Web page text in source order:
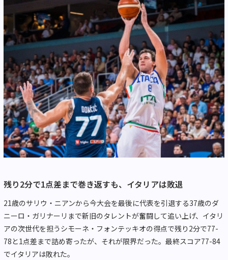
残り2分で1点差まで巻き返すも、イタリアは敗退
21歳のサリウ・ニアンから今大会を最後に代表を引退する37歳のダ
ニーロ・ガリナーリまで新旧のタレントが奮闘して追い上げ、イタリ
アの次世代を担うシモーネ・フォンテッキオの得点で残り2分で77-
78と1点差まで詰め寄ったが、それが限界だった。最終スコア77-84
でイタリアは敗れた。